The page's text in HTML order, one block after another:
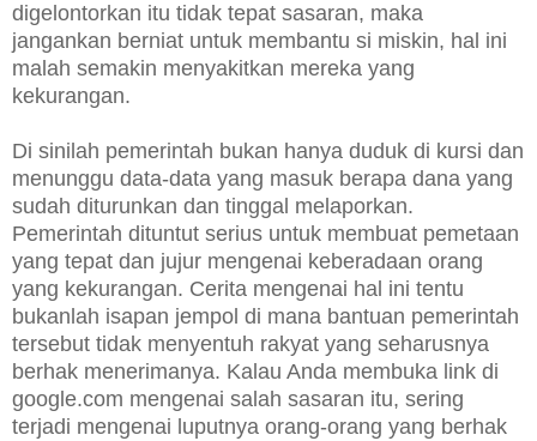
digelontorkan itu tidak tepat sasaran, maka
jangankan berniat untuk membantu si miskin, hal ini
malah semakin menyakitkan mereka yang
kekurangan.
Di sinilah pemerintah bukan hanya duduk di kursi dan
menunggu data-data yang masuk berapa dana yang
sudah diturunkan dan tinggal melaporkan.
Pemerintah dituntut serius untuk membuat pemetaan
yang tepat dan jujur mengenai keberadaan orang
yang kekurangan. Cerita mengenai hal ini tentu
bukanlah isapan jempol di mana bantuan pemerintah
tersebut tidak menyentuh rakyat yang seharusnya
berhak menerimanya. Kalau Anda membuka link di
google.com mengenai salah sasaran itu, sering
terjadi mengenai luputnya orang-orang yang berhak